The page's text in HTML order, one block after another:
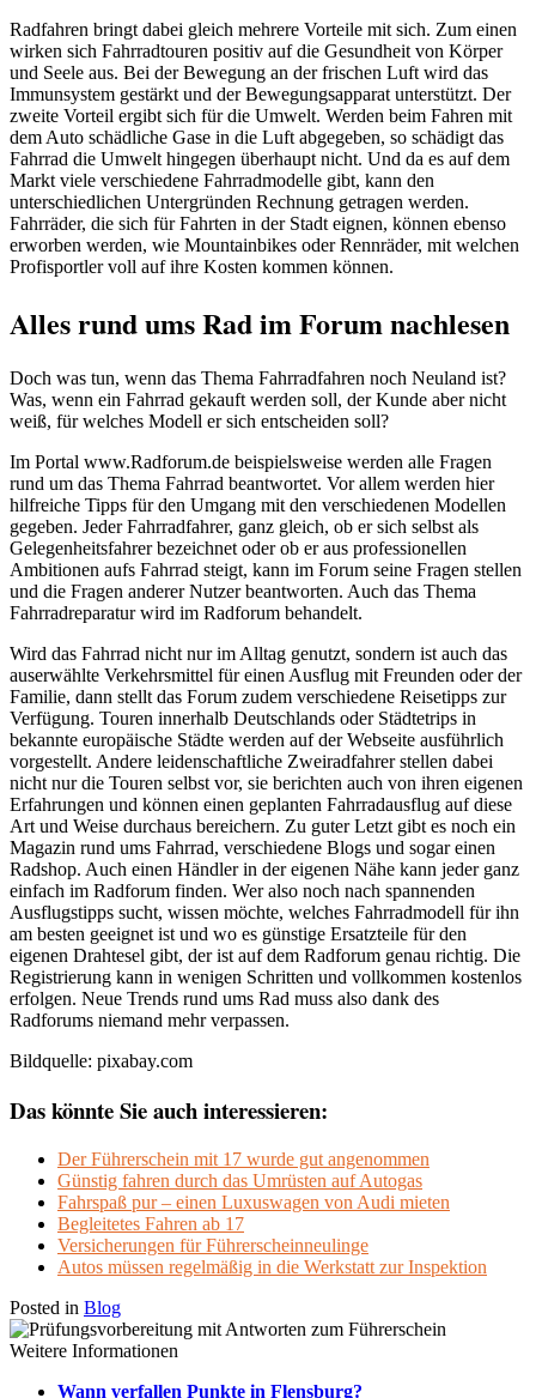
Radfahren bringt dabei gleich mehrere Vorteile mit sich. Zum einen
wirken sich Fahrradtouren positiv auf die Gesundheit von Körper
und Seele aus. Bei der Bewegung an der frischen Luft wird das
Immunsystem gestärkt und der Bewegungsapparat unterstützt. Der
zweite Vorteil ergibt sich für die Umwelt. Werden beim Fahren mit
dem Auto schädliche Gase in die Luft abgegeben, so schädigt das
Fahrrad die Umwelt hingegen überhaupt nicht. Und da es auf dem
Markt viele verschiedene Fahrradmodelle gibt, kann den
unterschiedlichen Untergründen Rechnung getragen werden.
Fahrräder, die sich für Fahrten in der Stadt eignen, können ebenso
erworben werden, wie Mountainbikes oder Rennräder, mit welchen
Profisportler voll auf ihre Kosten kommen können.
Alles rund ums Rad im Forum nachlesen
Doch was tun, wenn das Thema Fahrradfahren noch Neuland ist?
Was, wenn ein Fahrrad gekauft werden soll, der Kunde aber nicht
weiß, für welches Modell er sich entscheiden soll?
Im Portal www.Radforum.de beispielsweise werden alle Fragen
rund um das Thema Fahrrad beantwortet. Vor allem werden hier
hilfreiche Tipps für den Umgang mit den verschiedenen Modellen
gegeben. Jeder Fahrradfahrer, ganz gleich, ob er sich selbst als
Gelegenheitsfahrer bezeichnet oder ob er aus professionellen
Ambitionen aufs Fahrrad steigt, kann im Forum seine Fragen stellen
und die Fragen anderer Nutzer beantworten. Auch das Thema
Fahrradreparatur wird im Radforum behandelt.
Wird das Fahrrad nicht nur im Alltag genutzt, sondern ist auch das
auserwählte Verkehrsmittel für einen Ausflug mit Freunden oder der
Familie, dann stellt das Forum zudem verschiedene Reisetipps zur
Verfügung. Touren innerhalb Deutschlands oder Städtetrips in
bekannte europäische Städte werden auf der Webseite ausführlich
vorgestellt. Andere leidenschaftliche Zweiradfahrer stellen dabei
nicht nur die Touren selbst vor, sie berichten auch von ihren eigenen
Erfahrungen und können einen geplanten Fahrradausflug auf diese
Art und Weise durchaus bereichern. Zu guter Letzt gibt es noch ein
Magazin rund ums Fahrrad, verschiedene Blogs und sogar einen
Radshop. Auch einen Händler in der eigenen Nähe kann jeder ganz
einfach im Radforum finden. Wer also noch nach spannenden
Ausflugstipps sucht, wissen möchte, welches Fahrradmodell für ihn
am besten geeignet ist und wo es günstige Ersatzteile für den
eigenen Drahtesel gibt, der ist auf dem Radforum genau richtig. Die
Registrierung kann in wenigen Schritten und vollkommen kostenlos
erfolgen. Neue Trends rund ums Rad muss also dank des
Radforums niemand mehr verpassen.
Bildquelle: pixabay.com
Das könnte Sie auch interessieren:
Der Führerschein mit 17 wurde gut angenommen
Günstig fahren durch das Umrüsten auf Autogas
Fahrspaß pur – einen Luxuswagen von Audi mieten
Begleitetes Fahren ab 17
Versicherungen für Führerscheinneulinge
Autos müssen regelmäßig in die Werkstatt zur Inspektion
Posted in Blog
Weitere Informationen
Wann verfallen Punkte in Flensburg?